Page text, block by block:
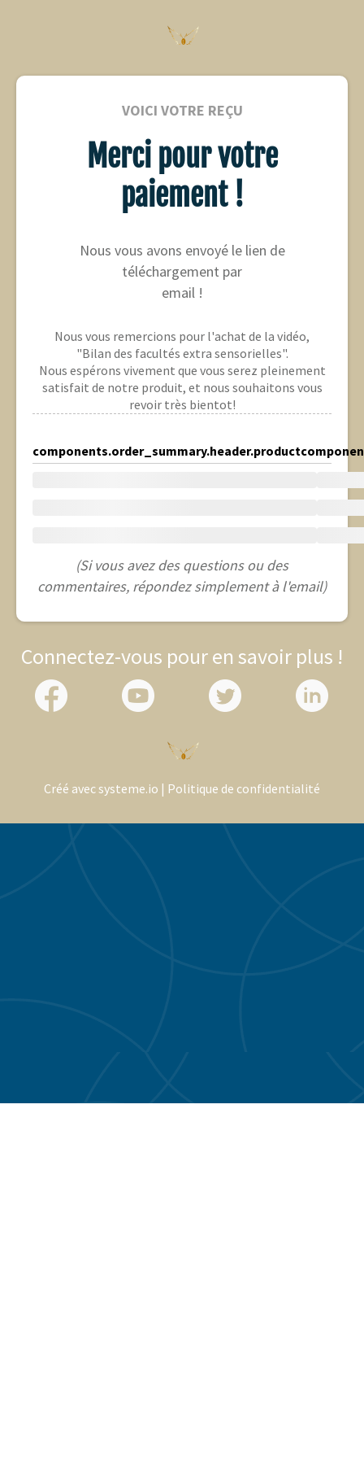
VOICI VOTRE REÇU
Merci pour votre
paiement !
Nous vous avons envoyé le lien de
téléchargement par
email !
Nous vous remercions pour l'achat de la vidéo,
"Bilan des facultés extra sensorielles".
Nous espérons vivement que vous serez pleinement
satisfait de notre produit, et nous souhaitons vous
revoir très bientot!
components.order_summary.header.product
(Si vous avez des questions ou des
commentaires, répondez simplement à l'email)
Connectez-vous pour en savoir plus !
Créé avec systeme.io | Politique de confidentialité